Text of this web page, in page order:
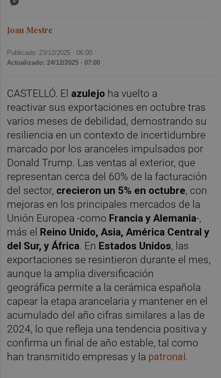
Joan Mestre
Publicado: 23/12/2025 ·06:00
Actualizado: 24/12/2025 · 07:00
CASTELLÓ. El azulejo ha vuelto a
reactivar sus exportaciones en octubre tras
varios meses de debilidad, demostrando su
resiliencia en un contexto de incertidumbre
marcado por los aranceles impulsados por
Donald Trump. Las ventas al exterior, que
representan cerca del 60% de la facturación
del sector, crecieron un 5% en octubre, con
mejoras en los principales mercados de la
Unión Europea -como Francia y Alemania-,
más el Reino Unido, Asia, América Central y
del Sur, y África. En Estados Unidos, las
exportaciones se resintieron durante el mes,
aunque la amplia diversificación
geográfica permite a la cerámica española
capear la etapa arancelaria y mantener en el
acumulado del año cifras similares a las de
2024, lo que refleja una tendencia positiva y
confirma un final de año estable, tal como
han transmitido empresas y la patronal.